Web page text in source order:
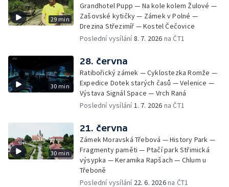
29 min
Grandhotel Pupp — Na kole kolem Žulové —
Zašovské kytičky — Zámek v Polné —
Drezina Střezimíř — Kostel Čečovice
Poslední vysílání8. 7. 2026 na ČT1
30 min
28. června
Ratibořický zámek — Cyklostezka Romže —
Expedice Dotek starých časů — Velenice —
Výstava Signál Space — Vrch Raná
Poslední vysílání 1. 7. 2026 na ČT1
30 min
21. června
Zámek Moravská Třebová — History Park —
Fragmenty paměti — Ptačí park Střimická
výsypka — Keramika Rapšach — Chlum u
Třeboně
Poslední vysílání 22. 6. 2026na ČT1